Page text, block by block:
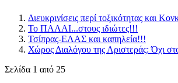
Διευκρινίσεις περί τοξικότητας και
Το ΠΑΛΑΙ...στους ιδιώτες!!!
Τσίπρας-ΕΛΑΣ και καπηλεία!!!
Χώρος Διαλόγου της Αριστεράς: Όχι
Σελίδα 1 από 25